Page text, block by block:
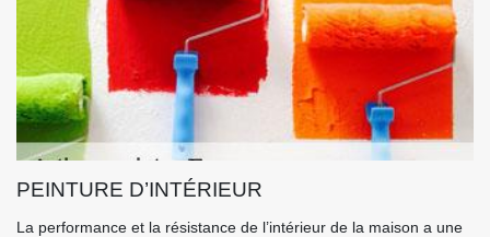
PEINTURE D’INTÉRIEUR
La performance et la résistance de l’intérieur de la maison a une